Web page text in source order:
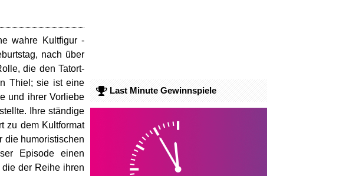
wahre Kultfigur -
nach über
die den Tatort-
Thiel; sie ist eine
und ihrer Vorliebe
Ihre ständige
zu dem Kultformat
die humoristischen
Episode einen
der Reihe ihren
Last Minute Gewinnspiele